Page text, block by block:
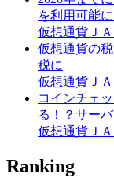
を利用可能に
仮想通貨Ｊ
仮想通貨の
税に
仮想通貨Ｊ
コインチェ
る！？サー
仮想通貨Ｊ
Ranking